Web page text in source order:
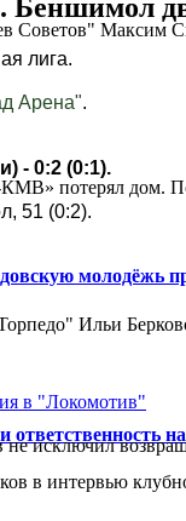
Советов" Максим
потерял дом.
молодёжь
Ильи
в интервью
лига.
Арена".
- 0:2 (0:1).
51 (0:2).
не исключил